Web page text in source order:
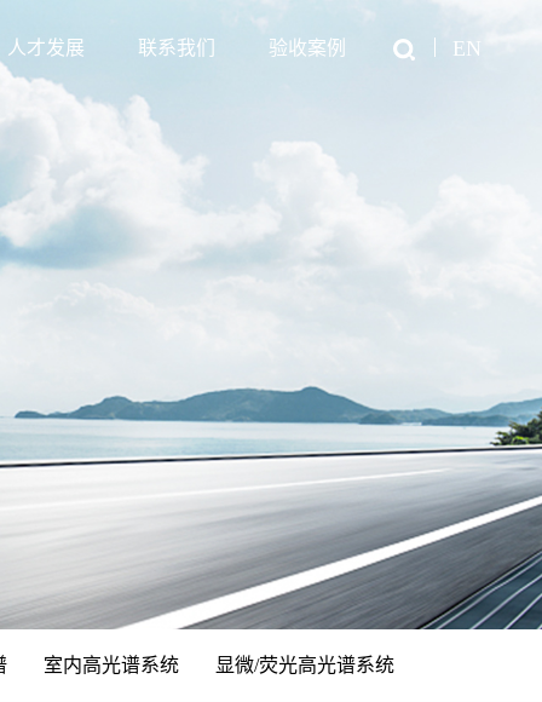
人才发展 联系我们 验收案例 EN
室内高光谱系统 显微/荧光高光谱系统